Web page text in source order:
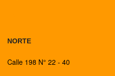
NORTE
Calle 198 N° 22 - 40